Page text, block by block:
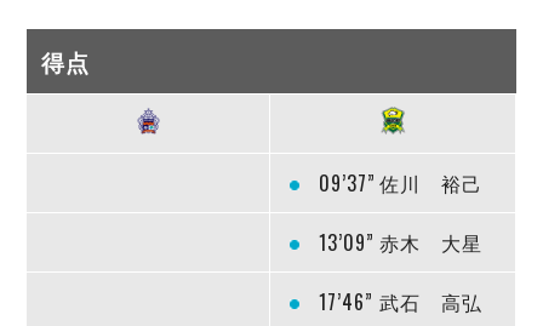
得点
09’37” 佐川 裕己
13’09” 赤木 大星
17’46” 武石 高弘